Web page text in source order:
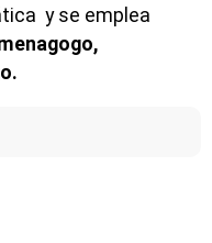
y se emplea